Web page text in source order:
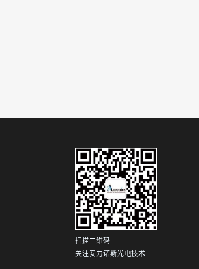
扫描二维码
关注安力诺斯光电技术